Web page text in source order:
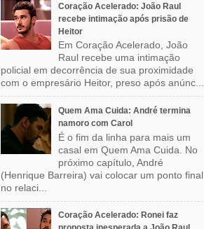
Coração Acelerado: João Raul
recebe intimação após prisão de
Heitor
Em Coração Acelerado, João
Raul recebe uma intimação
policial em decorrência de sua proximidade
com o empresário Heitor, preso após anúnc...
Quem Ama Cuida: André termina
namoro com Carol
É o fim da linha para mais um
casal em Quem Ama Cuida. No
próximo capítulo, André
(Henrique Barreira) vai colocar um ponto final
no relaci...
Coração Acelerado: Ronei faz